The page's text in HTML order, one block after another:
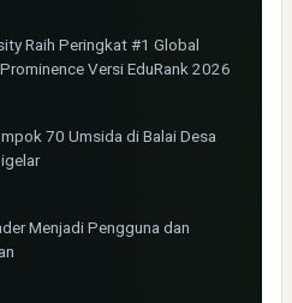
Raih Peringkat #1 Global
Versi EduRank 2026
70 Umsida di Balai Desa
Menjadi Pengguna dan